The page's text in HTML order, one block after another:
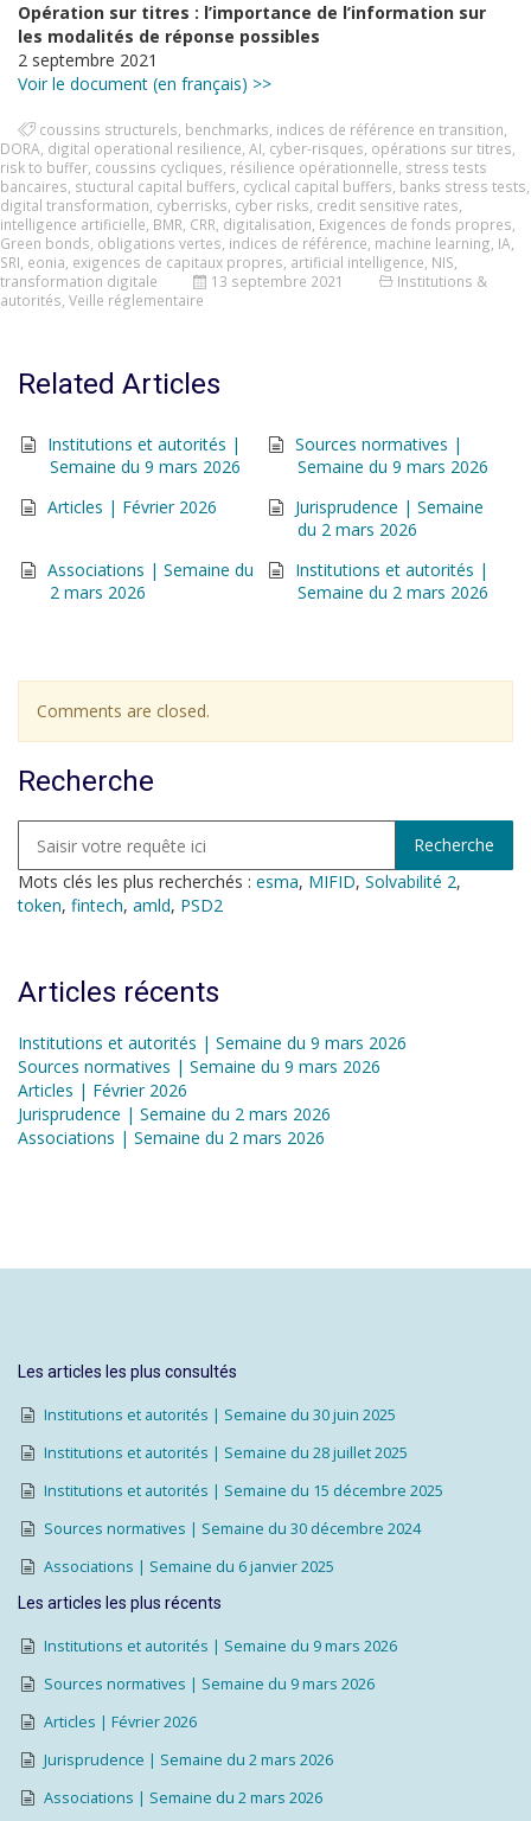
Opération sur titres : l’importance de l’information sur
les modalités de réponse possibles
2 septembre 2021
Voir le document (en français) >>
coussins structurels benchmarks indices de référence en transition
DORA digital operational resilience AI cyber-risques opérations sur titres
risk to buffer coussins cycliques résilience opérationnelle stress tests
bancaires stuctural capital buffers cyclical capital buffers banks stress tests
digital transformation cyberrisks cyber risks credit sensitive rates
intelligence artificielle BMR CRR digitalisation Exigences de fonds propres
Green bonds obligations vertes indices de référence machine learning IA
SRI eonia exigences de capitaux propres artificial intelligence NIS
transformation digitale
13 septembre 2021
Institutions &
autorités Veille réglementaire
Related Articles
Institutions et autorités |
Semaine du 9 mars 2026
Sources normatives |
Semaine du 9 mars 2026
Articles | Février 2026
Jurisprudence | Semaine
du 2 mars 2026
Associations | Semaine du
2 mars 2026
Institutions et autorités |
Semaine du 2 mars 2026
Comments are closed.
Recherche
Mots clés les plus recherchés : esma, MIFID, Solvabilité 2,
token, fintech, amld, PSD2
Articles récents
Institutions et autorités | Semaine du 9 mars 2026
Sources normatives | Semaine du 9 mars 2026
Articles | Février 2026
Jurisprudence | Semaine du 2 mars 2026
Associations | Semaine du 2 mars 2026
Les articles les plus consultés
Institutions et autorités | Semaine du 30 juin 2025
Institutions et autorités | Semaine du 28 juillet 2025
Institutions et autorités | Semaine du 15 décembre 2025
Sources normatives | Semaine du 30 décembre 2024
Associations | Semaine du 6 janvier 2025
Les articles les plus récents
Institutions et autorités | Semaine du 9 mars 2026
Sources normatives | Semaine du 9 mars 2026
Articles | Février 2026
Jurisprudence | Semaine du 2 mars 2026
Associations | Semaine du 2 mars 2026